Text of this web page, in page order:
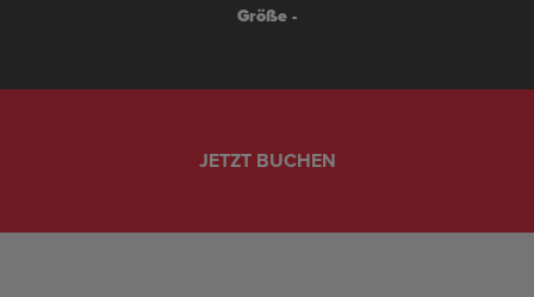
Größe -